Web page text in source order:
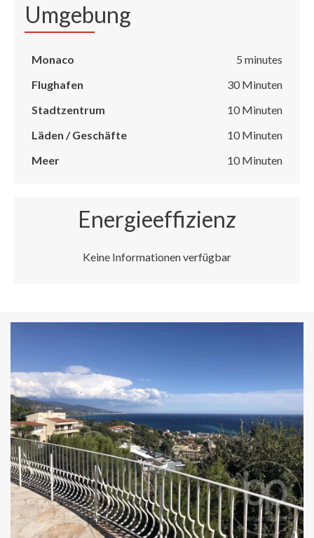
Umgebung
Monaco
5 minutes
Flughafen
30 Minuten
Stadtzentrum
10 Minuten
Läden / Geschäfte
10 Minuten
Meer
10 Minuten
Energieeffizienz
Keine Informationen verfügbar